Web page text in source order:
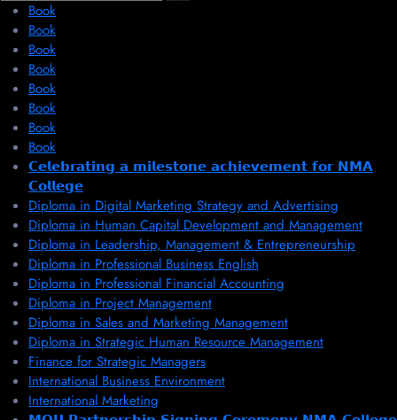
Book
Book
Book
Book
Book
Book
Book
Book
𝗖𝗲𝗹𝗲𝗯𝗿𝗮𝘁𝗶𝗻𝗴 𝗮 𝗺𝗶𝗹𝗲𝘀𝘁𝗼𝗻𝗲 𝗮𝗰𝗵𝗶𝗲𝘃𝗲𝗺𝗲𝗻𝘁 𝗳𝗼𝗿 𝗡𝗠𝗔
𝗖𝗼𝗹𝗹𝗲𝗴𝗲
Diploma in Digital Marketing Strategy and Advertising
Diploma in Human Capital Development and Management
Diploma in Leadership, Management & Entrepreneurship
Diploma in Professional Business English
Diploma in Professional Financial Accounting
Diploma in Project Management
Diploma in Sales and Marketing Management
Diploma in Strategic Human Resource Management
Finance for Strategic Managers
International Business Environment
International Marketing